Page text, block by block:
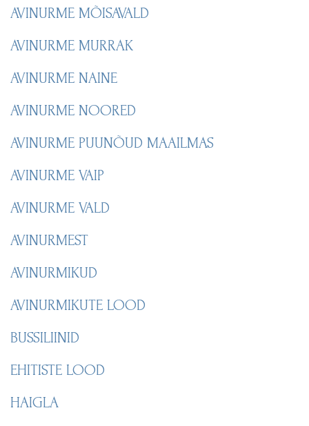
AVINURME MÕISAVALD
AVINURME MURRAK
AVINURME NAINE
AVINURME NOORED
AVINURME PUUNÕUD MAAILMAS
AVINURME VAIP
AVINURME VALD
AVINURMEST
AVINURMIKUD
AVINURMIKUTE LOOD
BUSSILIINID
EHITISTE LOOD
HAIGLA